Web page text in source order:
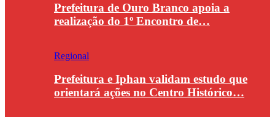
Prefeitura de Ouro Branco apoia a
realização do 1º Encontro de…
Regional
Prefeitura e Iphan validam estudo que
orientará ações no Centro Histórico…